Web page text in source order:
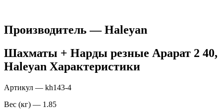
Производитель — Haleyan
Шахматы + Нарды резные Арарат 2 40,
Haleyan Характеристики
Артикул — kh143-4
Вес (кг) — 1.85